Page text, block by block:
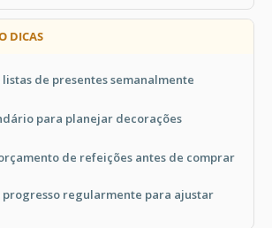
DICAS
de presentes semanalmente
para planejar decorações
de refeições antes de comprar
regularmente para ajustar